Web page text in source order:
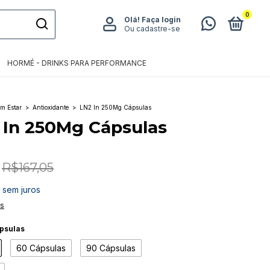
Olá! Faça login
Ou cadastre-se
0
HORMÉ - DRINKS PARA PERFORMANCE
Estar > Antioxidante > LN2 In 250Mg Cápsulas
In 250Mg Cápsulas
R$167,05
sem juros
60 Cápsulas 90 Cápsulas